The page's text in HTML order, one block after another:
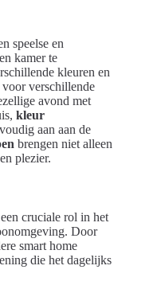
speelse en
kamer te
kleuren en
verschillende
avond met
kleur
aan aan de
brengen niet alleen
plezier.
cruciale rol in het
Door
smart home
die het dagelijks